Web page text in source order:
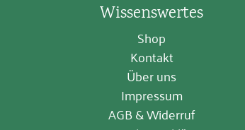
Wissenswertes
Shop
Kontakt
Über uns
Impressum
AGB & Widerruf